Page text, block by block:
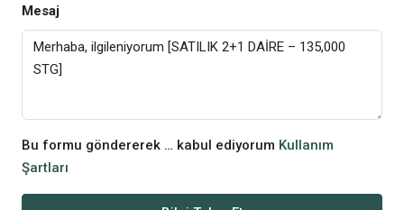
Mesaj
Bu formu göndererek … kabul ediyorum Kullanım
Şartları